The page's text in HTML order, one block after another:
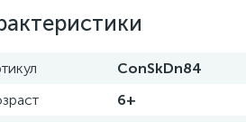
ConSkDn84
6+